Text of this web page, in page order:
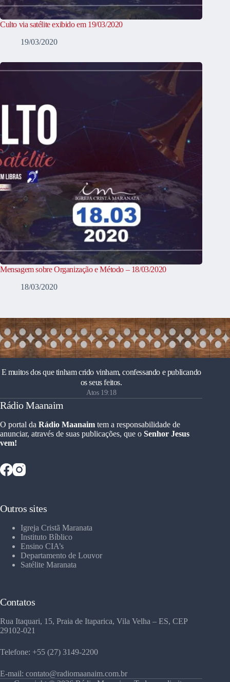
Culto via satélite exibido em 19/03/2020
19/03/2020
Mensagem sobre Organização e Método – 18/03/2020
18/03/2020
E muitos dos que tinham crido vinham, confessando e publicando
os seus feitos.
Atos 19:18
Rádio Maanaim
O portal da Rádio Maanaim tem a responsabilidade de
anunciar, através de suas publicações, que o Senhor Jesus
vem!
Outros sites
Igreja Cristã Maranata
Instituto Bíblico
Ensino CIA’s
Departamento de Louvor
Satélite Maranata
Contatos
Rua Itaquari, 15, Praia de Itaparica, Vila Velha – ES, CEP
29102-021
Telefone: +55 (27) 3149-2200
E-mail: contato@radiomaanaim.com.br